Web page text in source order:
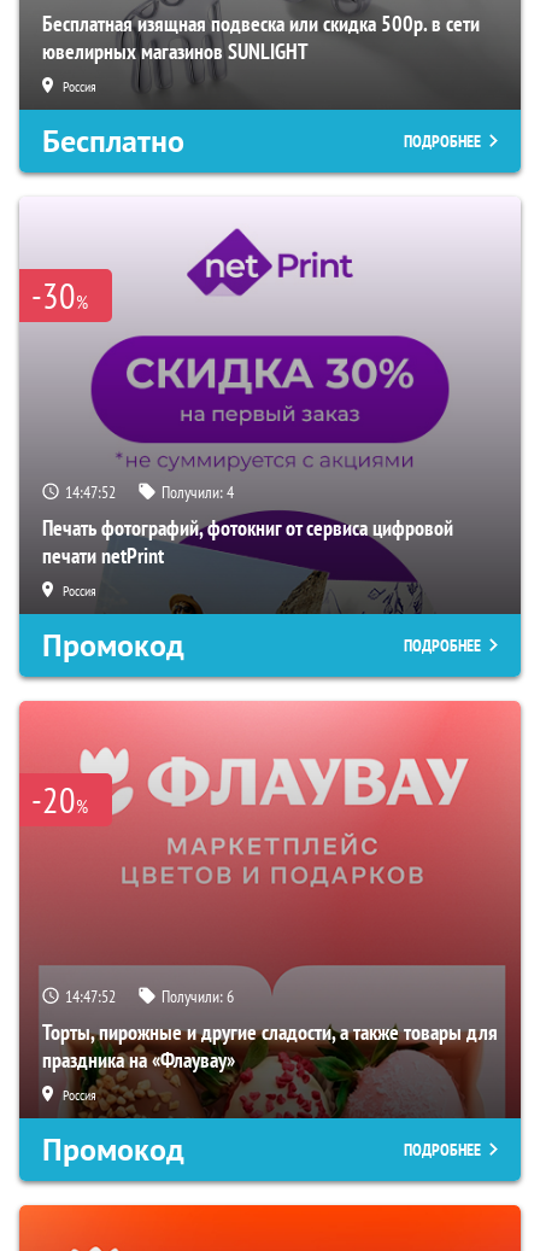
Бесплатная изящная подвеска или скидка 500р. в сети
ювелирных магазинов SUNLIGHT
Россия
Бесплатно ПОДРОБНЕЕ
-30%
14:47:50 Получили:4
Печать фотографий, фотокниг от сервиса цифровой
печати netPrint
Россия
Промокод ПОДРОБНЕЕ
-20%
14:47:50 Получили:6
Торты, пирожные и другие сладости, а также товары для
праздника на «Флаувау»
Россия
Промокод ПОДРОБНЕЕ